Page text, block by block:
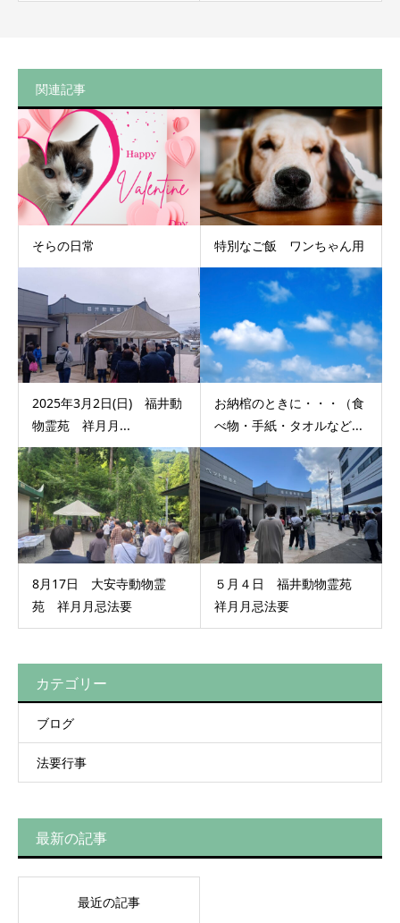
関連記事
そらの日常 特別なご飯 ワンちゃん用
2025年3月2日(日) 福井動
物霊苑 祥月月...
お納棺のときに・・・（食
べ物・手紙・タオルなど...
8月17日 大安寺動物霊
苑 祥月月忌法要
５月４日 福井動物霊苑
祥月月忌法要
カテゴリー
ブログ
法要行事
最新の記事
最近の記事